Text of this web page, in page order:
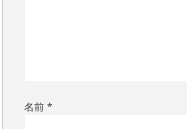
名前 *